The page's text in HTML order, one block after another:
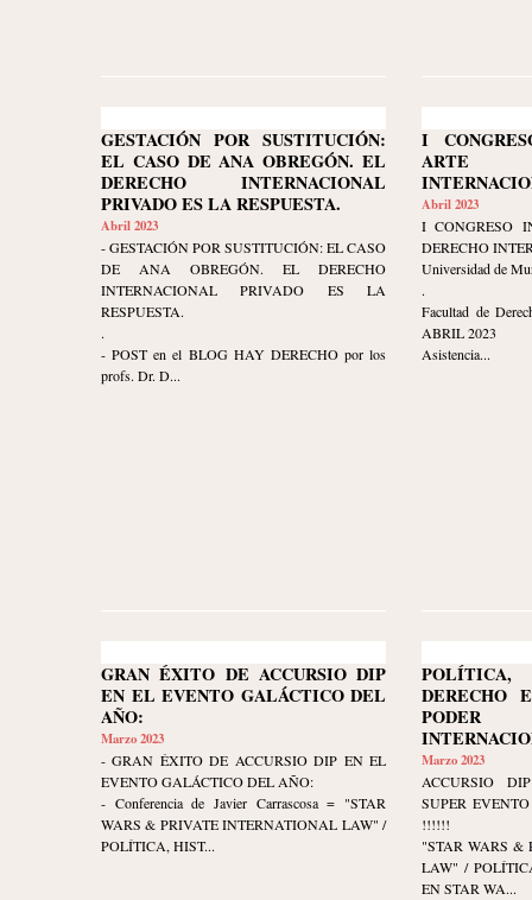
GESTACIÓN POR SUSTITUCIÓN:
EL CASO DE ANA OBREGÓN. EL
DERECHO INTERNACIONAL
PRIVADO ES LA RESPUESTA.
Abril 2023
- GESTACIÓN POR SUSTITUCIÓN: EL CASO
DE ANA OBREGÓN. EL DERECHO
INTERNACIONAL PRIVADO ES LA
RESPUESTA.
.
- POST en el BLOG HAY DERECHO por los
profs. Dr. D...
I
ARTE
Abril 2023
I CONGRESO
DERECHO
Universidad de
.
Facultad de
ABRIL 2023
Asistencia...
GRAN ÉXITO DE ACCURSIO DIP
EN EL EVENTO GALÁCTICO DEL
AÑO:
Marzo 2023
- GRAN ÉXITO DE ACCURSIO DIP EN EL
EVENTO GALÁCTICO DEL AÑO:
- Conferencia de Javier Carrascosa = "STAR
WARS & PRIVATE INTERNATIONAL LAW" /
POLÍTICA, HIST...
DERECHO
PODER
Marzo 2023
ACCURSIO
SUPER
!!!!!!
"STAR WARS &
LAW" /
EN STAR WA...